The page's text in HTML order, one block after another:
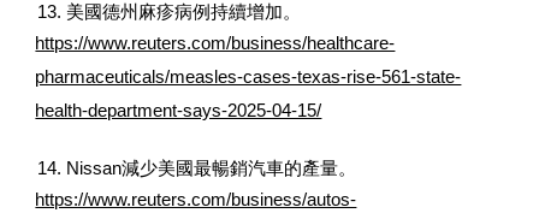
13. 美國德州麻疹病例持續增加。
https://www.reuters.com/business/healthcare-
pharmaceuticals/measles-cases-texas-rise-561-state-
health-department-says-2025-04-15/
14. Nissan減少美國最暢銷汽車的產量。
https://www.reuters.com/business/autos-